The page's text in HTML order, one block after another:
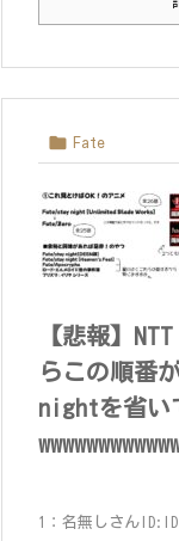
 Fate
【悲報】
らこの順番
nightを省い
1：名無しさん